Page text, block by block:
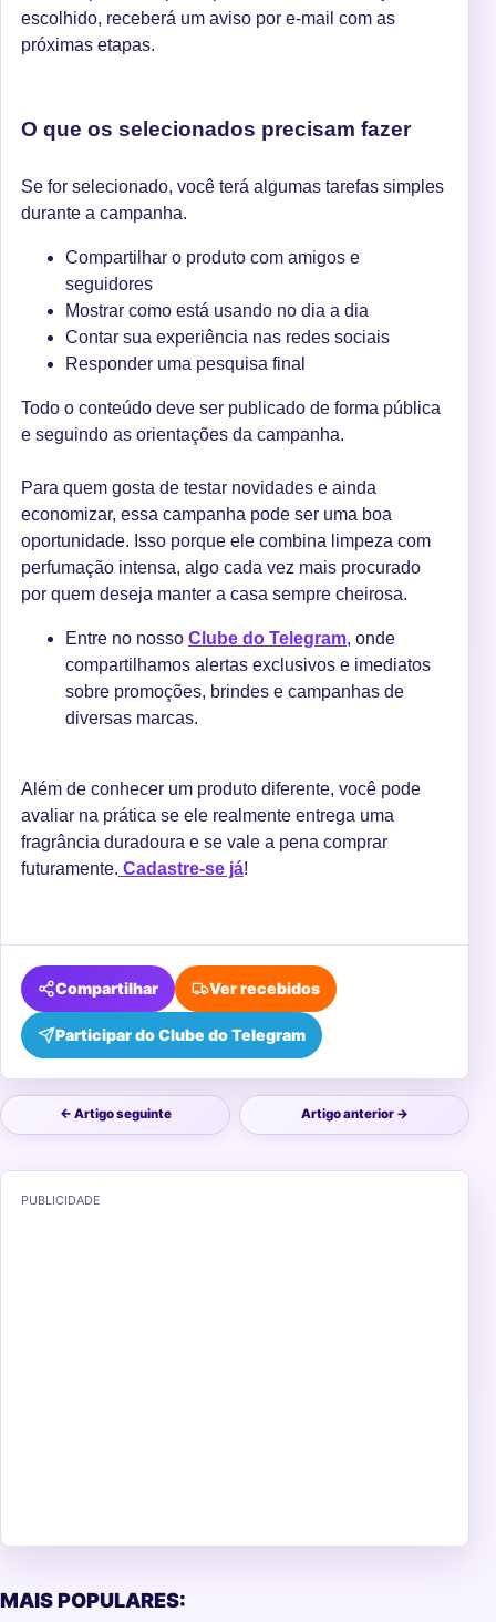
escolhido, receberá um aviso por e-mail com as
próximas etapas.
O que os selecionados precisam fazer
Se for selecionado, você terá algumas tarefas simples
durante a campanha.
Compartilhar o produto com amigos e
seguidores
Mostrar como está usando no dia a dia
Contar sua experiência nas redes sociais
Responder uma pesquisa final
Todo o conteúdo deve ser publicado de forma pública
e seguindo as orientações da campanha.
Para quem gosta de testar novidades e ainda
economizar, essa campanha pode ser uma boa
oportunidade. Isso porque ele combina limpeza com
perfumação intensa, algo cada vez mais procurado
por quem deseja manter a casa sempre cheirosa.
Entre no nosso Clube do Telegram, onde
compartilhamos alertas exclusivos e imediatos
sobre promoções, brindes e campanhas de
diversas marcas.
Além de conhecer um produto diferente, você pode
avaliar na prática se ele realmente entrega uma
fragrância duradoura e se vale a pena comprar
futuramente. Cadastre-se já!
Compartilhar
Participar do Clube do Telegram
Ver recebidos
← Artigo seguinte Artigo anterior →
PUBLICIDADE
MAIS POPULARES: